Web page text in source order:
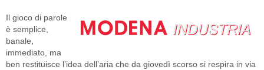
Il gioco di parole
è semplice,
banale,
immediato, ma
ben restituisce l’idea dell’aria che da giovedì scorso si respira in via